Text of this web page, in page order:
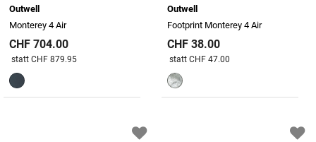
Outwell
Monterey 4 Air
CHF 704.00
Preis reduziert von
statt CHF 879.95An
Outwell
Footprint Monterey 4 Air
CHF 38.00
Preis reduziert von
statt CHF 47.00